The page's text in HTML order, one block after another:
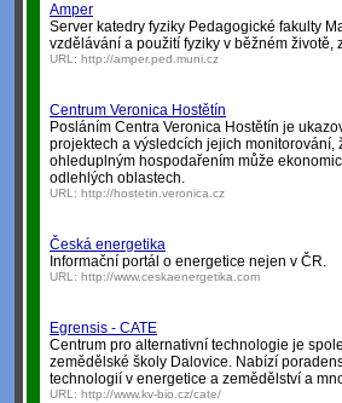
Amper
Server katedry fyziky Pedagogické fakulty
vzdělávání a použití fyziky v běžném
URL: http://amper.ped.muni.cz
Centrum Veronica Hostětín
Posláním Centra Veronica Hostětín je
projektech a výsledcích jejich monitorování,
ohleduplným hospodařením může
odlehlých oblastech.
URL: http://hostetin.veronica.cz
Česká energetika
Informační portál o energetice nejen v ČR.
URL: http://www.ceskaenergetika.com
Egrensis - CATE
Centrum pro alternativní technologie je
zemědělské školy Dalovice. Nabízí
technologií v energetice a zemědělství a
URL: http://www.kv-bio.cz/cate/